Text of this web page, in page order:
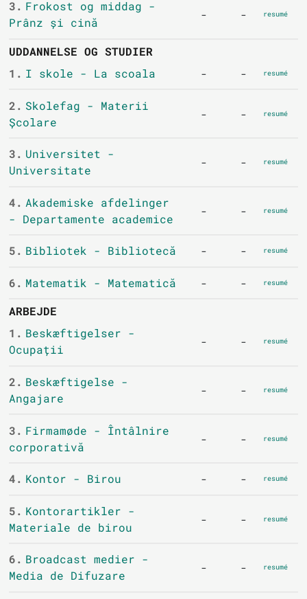
3. Frokost og middag -
Prânz și cină
- - resumé
UDDANNELSE OG STUDIER
1. I skole - La scoala - - resumé
2. Skolefag - Materii
Școlare
- - resumé
3. Universitet -
Universitate
- - resumé
4. Akademiske afdelinger
- Departamente academice
- - resumé
5. Bibliotek - Bibliotecă - - resumé
6. Matematik - Matematică - - resumé
ARBEJDE
1. Beskæftigelser -
Ocupații
- - resumé
2. Beskæftigelse -
Angajare
- - resumé
3. Firmamøde - Întâlnire
corporativă
- - resumé
4. Kontor - Birou - - resumé
5. Kontorartikler -
Materiale de birou
- - resumé
6. Broadcast medier -
Media de Difuzare
- - resumé